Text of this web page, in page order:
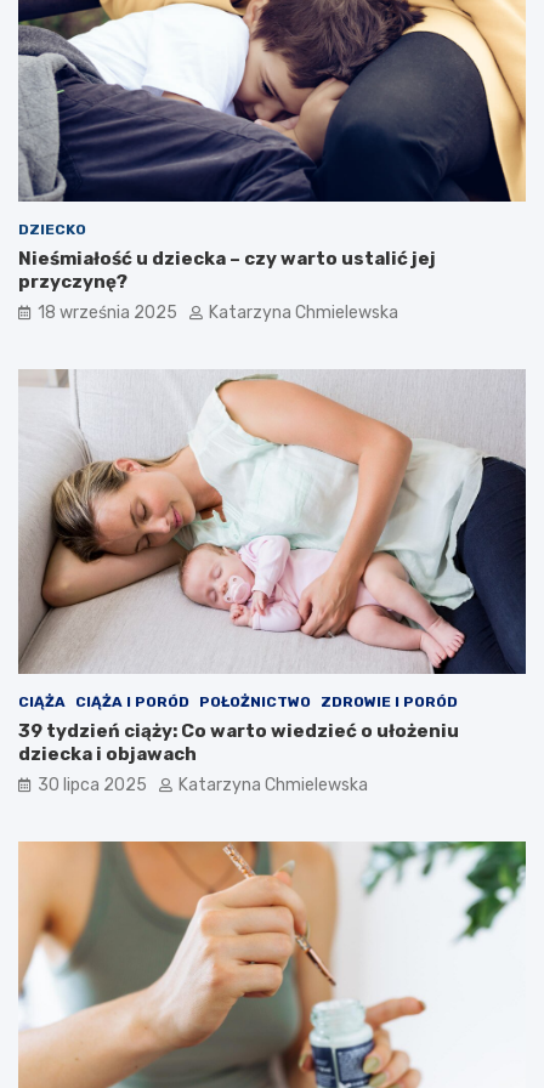
y
?
t
o
l
a
t
k
a
?
DZIECKO
Nieśmiałość u dziecka – czy warto ustalić jej
przyczynę?
18 września 2025 Katarzyna Chmielewska
CIĄŻA CIĄŻA I PORÓD POŁOŻNICTWO ZDROWIE I PORÓD
39 tydzień ciąży: Co warto wiedzieć o ułożeniu
dziecka i objawach
30 lipca 2025 Katarzyna Chmielewska